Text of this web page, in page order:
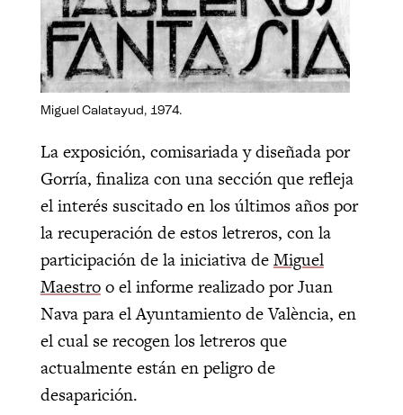
Miguel Calatayud, 1974.
La exposición, comisariada y diseñada por
Gorría, finaliza con una sección que refleja
el interés suscitado en los últimos años por
la recuperación de estos letreros, con la
participación de la iniciativa deMiguel
Maestroo el informe realizado por Juan
Nava para el Ayuntamiento de València, en
el cual se recogen los letreros que
actualmente están en peligro de
desaparición.